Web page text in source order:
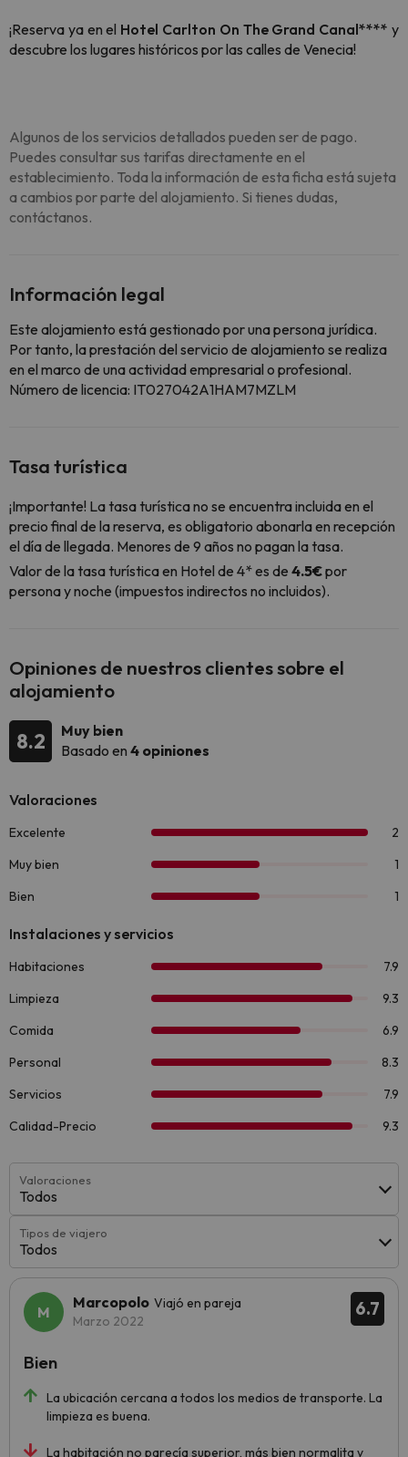
¡Reserva ya en el Hotel Carlton On The Grand Canal****y
descubre los lugares históricos por las calles de Venecia!
Algunos de los servicios detallados pueden ser de pago.
Puedes consultar sus tarifas directamente en el
establecimiento. Toda la información de esta ficha está sujeta
a cambios por parte del alojamiento. Si tienes dudas,
contáctanos.
Información legal
Este alojamiento está gestionado por una persona jurídica.
Por tanto, la prestación del servicio de alojamiento se realiza
en el marco de una actividad empresarial o profesional.
Número de licencia: IT027042A1HAM7MZLM
Tasa turística
¡Importante! La tasa turística no se encuentra incluida en el
precio final de la reserva, es obligatorio abonarla en recepción
el día de llegada. Menores de 9 años no pagan la tasa.
Valor de la tasa turística en Hotel de 4* es de 4.5€por
persona y noche (impuestos indirectos no incluidos).
Opiniones de nuestros clientes sobre el
alojamiento
8.2
Muy bien
Basado en 4 opiniones
Valoraciones
Todos
Tipos de viajero
Todos
6.7
Marcopolo Viajó en pareja
Marzo 2022
La ubicación cercana a todos los medios de transporte. La
limpieza es buena.
La habitación no parecía superior, más bien normalita y
Bien